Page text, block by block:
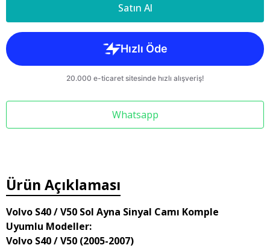
Satın Al
Whatsapp
Ürün Açıklaması
Volvo S40 / V50 Sol Ayna Sinyal Camı Komple
Uyumlu Modeller:
Volvo S40 / V50 (2005-2007)